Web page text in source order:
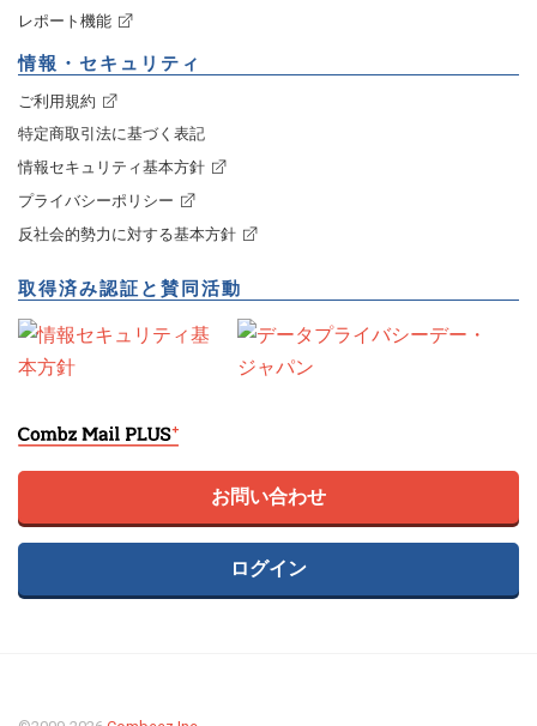
レポート機能
情報・セキュリティ
ご利用規約
特定商取引法に基づく表記
情報セキュリティ基本方針
プライバシーポリシー
反社会的勢力に対する基本方針
取得済み認証と賛同活動
お問い合わせ
ログイン